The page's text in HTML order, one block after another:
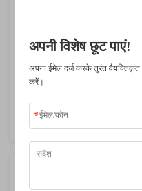
अपनी विशेष छूट पाएं!
अपना ईमेल दर्ज करके तुरंत वैयक्तिकृत
करें।